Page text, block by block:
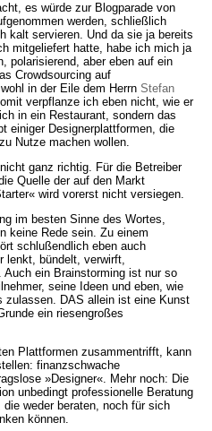
es würde zur Blogparade von
werden, schließlich
kalt servieren. Und da sie ja bereits
mitgeliefert hatte, habe ich mich ja
polarisierend, aber eben auf ein
Crowdsourcing auf
in der Eile dem Herrn Stefan
verpflanze ich eben nicht, wie er
in ein Restaurant, sondern das
einiger Designerplattformen, die
Nutze machen wollen.
ganz richtig. Für die Betreiber
Quelle der auf den Markt
wird vorerst nicht versiegen.
im besten Sinne des Wortes,
keine Rede sein. Zu einem
schlußendlich eben auch
lenkt, bündelt, verwirft,
ein Brainstorming ist nur so
seine Ideen und eben, wie
zulassen. DAS allein ist eine Kunst
ein riesengroßes
Plattformen zusammentrifft, kann
finanzschwache
»Designer«. Mehr noch: Die
unbedingt professionelle Beratung
weder beraten, noch für sich
können.